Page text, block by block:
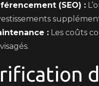
(SEO) :
: Les coûts